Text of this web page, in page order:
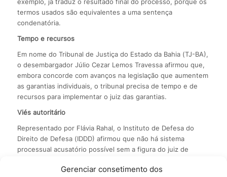
Gerenciar consetimento dos
exemplo, já traduz o resultado final do processo, porque os
termos usados são equivalentes a uma sentença
condenatória.
Tempo e recursos
Em nome do Tribunal de Justiça do Estado da Bahia (TJ-BA),
o desembargador Júlio Cezar Lemos Travessa afirmou que,
embora concorde com avanços na legislação que aumentem
as garantias individuais, o tribunal precisa de tempo e de
recursos para implementar o juiz das garantias.
Viés autoritário
Representado por Flávia Rahal, o Instituto de Defesa do
Direito de Defesa (IDDD) afirmou que não há sistema
processual acusatório possível sem a figura do juiz de
1941, tem um viés autoritário, ao centralizar na figura do